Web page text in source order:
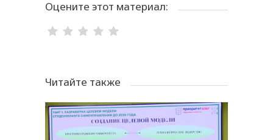
Оцените этот материал:
Читайте также